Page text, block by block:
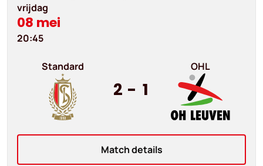
vrijdag
08 mei
20:45
Standard
2 - 1
OHL
Match details